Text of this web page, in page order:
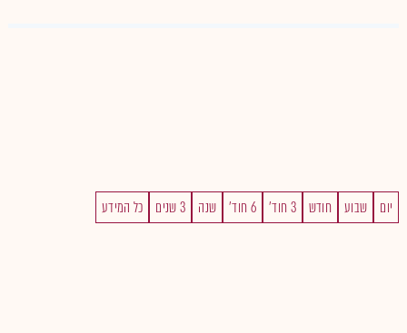
יום שבוע חודש 3 חוד' 6 חוד' שנה 3 שנים כל המידע